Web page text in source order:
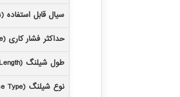
سیال قابل استفاده (Fluids)
حداکثر فشار کاری (Max Operating Pressure)
طول شیلنگ (Hose Length)
نوع شیلنگ (Hose Type)